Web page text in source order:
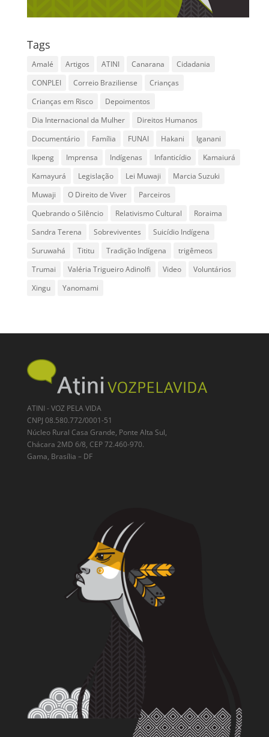
Tags
Amalé Artigos ATINI Canarana
Cidadania
CONPLEI
Correio Braziliense
Crianças
Crianças em Risco
Depoimentos
Dia Internacional da Mulher
Direitos Humanos
Documentário
Família FUNAI Hakani
Iganani
Ikpeng
Imprensa Indígenas Infanticídio
Kamaiurá
Kamayurá
Legislação Lei Muwaji
Marcia Suzuki
Muwaji
O Direito de Viver
Parceiros
Quebrando o Silêncio
Relativismo Cultural
Roraima
Sandra Terena
Sobreviventes
Suicídio Indígena
Suruwahá
Tititu Tradição Indígena
trigêmeos
Trumai
Valéria Trigueiro Adinolfi Video
Voluntários
Xingu
Yanomami
ATINI - VOZ PELA VIDA
CNPJ 08.580.772/0001-51
Núcleo Rural Casa Grande, Ponte Alta Sul,
Chácara 2MD 6/8, CEP 72.460-970.
Gama, Brasília – DF